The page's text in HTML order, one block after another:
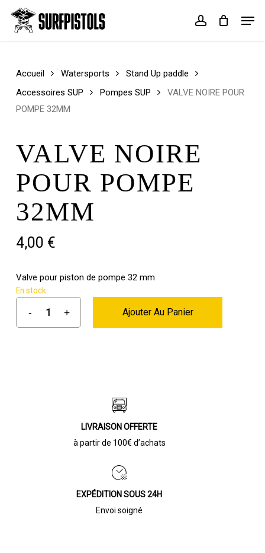
main
account
Cart Close
Accueil Watersports
Stand Up paddle
Accessoires SUP
Pompes SUP
VALVE NOIRE POUR
POMPE 32MM
VALVE NOIRE
POUR POMPE
32MM
4,00 €
Valve pour piston de pompe 32 mm
En stock
Ajouter Au Panier
LIVRAISON OFFERTE
à partir de 100€ d’achats
EXPÉDITION SOUS 24H
Envoi soigné